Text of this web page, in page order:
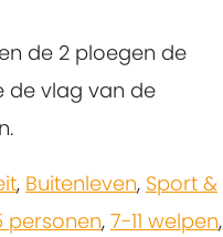
de 2 ploegen de
de vlag van de
, Buitenleven, Sport &
personen, 7-11 welpen,